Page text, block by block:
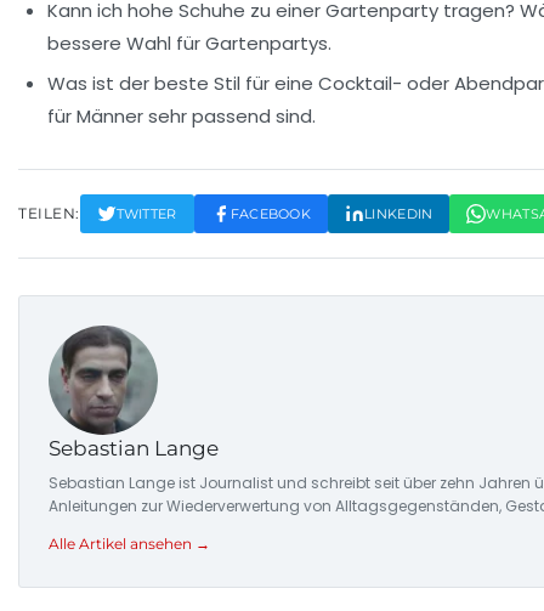
Kann ich hohe Schuhe zu einer Gartenparty tragen?
bessere Wahl für Gartenpartys.
Was ist der beste Stil für eine Cocktail- oder
für Männer sehr passend sind.
TEILEN: TWITTER FACEBOOK LINKEDIN
Sebastian Lange
Sebastian Lange ist Journalist und schreibt seit über zehn Jahren
Anleitungen zur Wiederverwertung von Alltagsgegenständen,
Alle Artikel ansehen →